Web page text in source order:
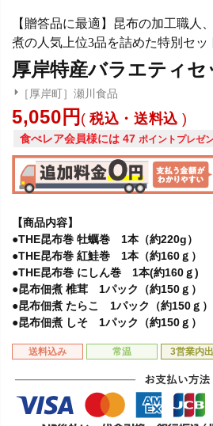
【贈答品に最適】昆布の加工職人
煮の人気上位3品を詰めた特別セッ
厚岸特産バラエティセ
［厚岸町］瀬川食品
5,050 税込・送料込
食べレア会員様には 47 ポイントプレゼ
【商品内容】
●THE昆布巻 牡蠣巻 1本（約220g）
●THE昆布巻 紅鮭巻 1本（約160ｇ）
●THE昆布巻 にしん巻 1本(約160ｇ)
●昆布佃煮 椎茸 1パック（約150ｇ）
●昆布佃煮 たらこ 1パック（約150ｇ）
●昆布佃煮 しそ 1パック（約150ｇ）
送料込み 常温 3営業内